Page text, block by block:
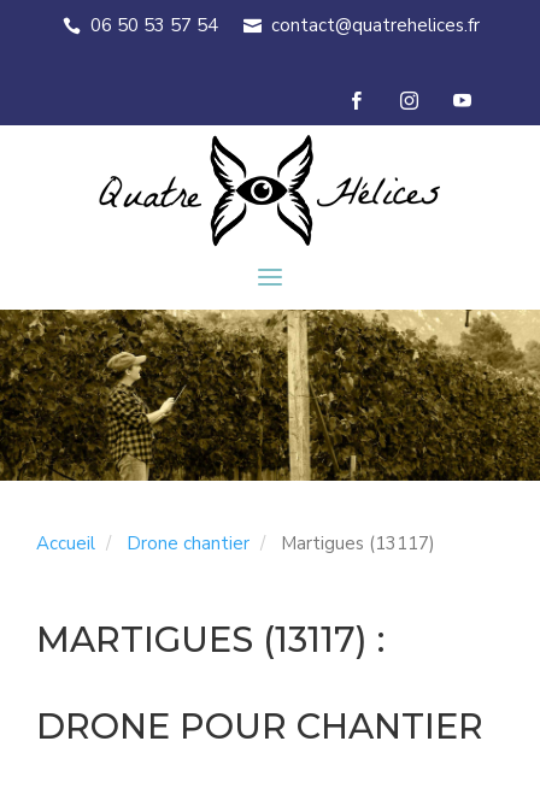
06 50 53 57 54 contact@quatrehelices.fr
Accueil Drone chantier Martigues (13117)
MARTIGUES (13117) :
DRONE POUR CHANTIER